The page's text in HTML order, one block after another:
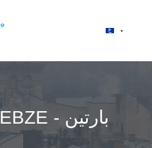
مباعدة GEBZE - بارتين